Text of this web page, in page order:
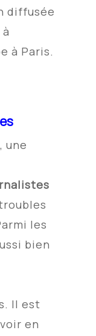
diffusée
à Paris.
une
les
bien
Il est
en